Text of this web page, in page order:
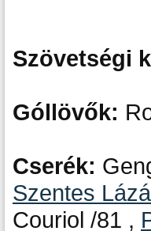
Szövetségi
Góllövők:
Cserék:
Szentes
Couriol /81 ,